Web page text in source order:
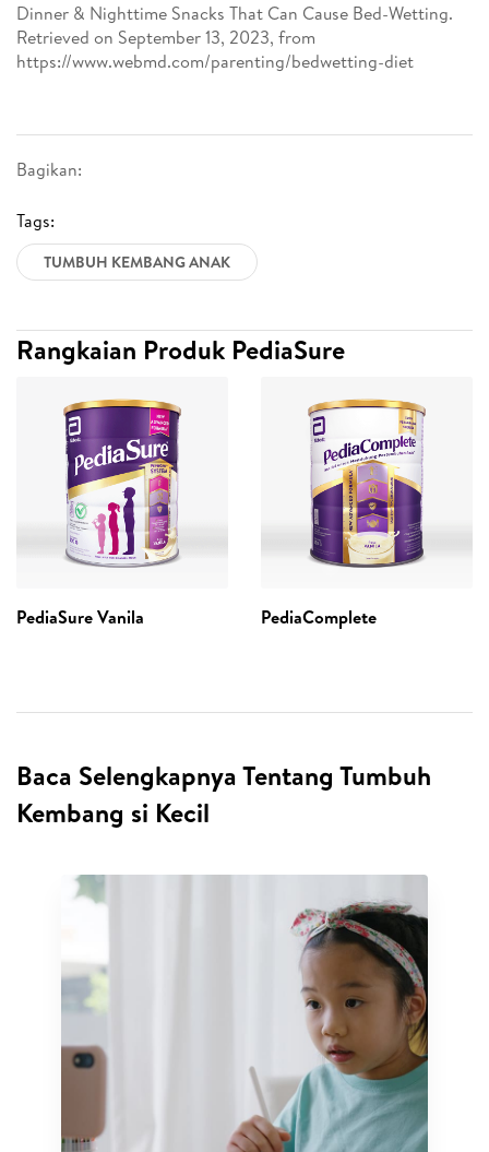
Bagikan:
Tags:
TUMBUH KEMBANG ANAK
Dinner & Nighttime Snacks That Can Cause Bed-Wetting.
Retrieved on September 13, 2023, from
https://www.webmd.com/parenting/bedwetting-diet
Rangkaian Produk PediaSure
PediaSure Vanila PediaComplete
Baca Selengkapnya Tentang Tumbuh
Kembang si Kecil